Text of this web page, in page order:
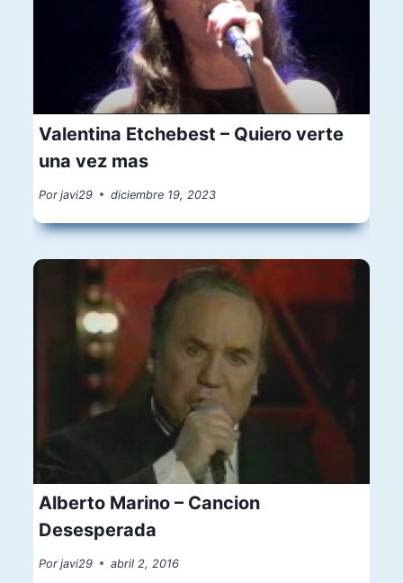
Valentina Etchebest – Quiero verte
una vez mas
Por javi29 diciembre 19, 2023
Alberto Marino – Cancion
Desesperada
Por javi29 abril 2, 2016